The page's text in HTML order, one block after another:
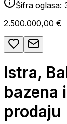
Šifra oglasa:
2.500.000,00 €
Istra,
bazena
prodaju